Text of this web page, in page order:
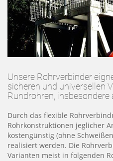
Unsere Rohrverbinder
sicheren und universellen
Rundrohren, insbesondere
Durch das flexible
Rohrkonstruktionen jeglicher
kostengünstig (ohne
realisiert werden. Die
Varianten meist in folgenden